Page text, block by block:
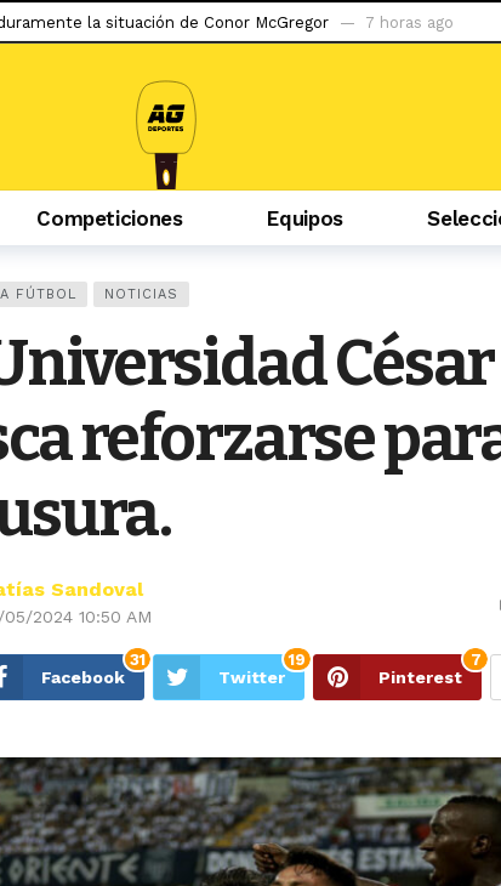
la situación de Conor McGregor 7 horas ago
el Trabzonspor 1 día ago
abre la puerta a la gran apuesta de Simeone
me reciban mal, la hinchada me tiene cariño»
Cuesta podría debutar en Liga 1 ante la ‘U’ 2 días ago
un conteiner…»: uno de los marginados en River rompió el
de juego tras 2 años de sanción 2 días ago
32 Sevilla 6 horas ago
Competiciones Equipos
FÚTBOL NOTICIAS
reforzarse
Sandoval
2024 10:50 AM
Facebook
31
Twitter
19
Pinterest
7